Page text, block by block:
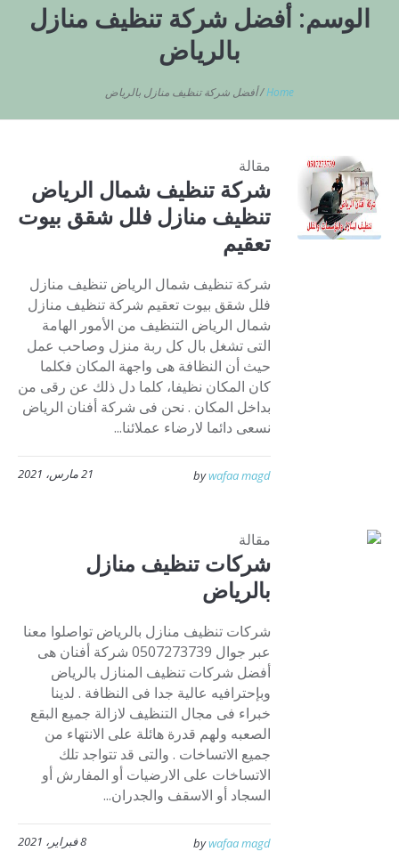
الوسم:أفضل شركة تنظيف منازل
بالرياض
Home
/أفضل شركة تنظيف منازل بالرياض
مقالة
شركة تنظيف شمال الرياض
تنظيف منازل فلل شقق بيوت
تعقيم
شركة تنظيف شمال الرياض تنظيف منازل
فلل شقق بيوت تعقيم شركة تنظيف منازل
شمال الرياض التنظيف من الأمور الهامة
التى تشغل بال كل ربة منزل وصاحب عمل
حيث أن النظافة هى واجهة المكان فكلما
كان المكان نظيفا، كلما دل ذلك عن رقى من
بداخل المكان . نحن فى شركة أفنان الرياض
نسعى دائما لارضاء عملائنا...
21 مارس، 2021 bywafaa magd
مقالة
شركات تنظيف منازل
بالرياض
شركات تنظيف منازل بالرياض تواصلوا معنا
عبر جوال 0507273739 شركة أفنان هى
أفضل شركات تنظيف المنازل بالرياض
وبإحترافيه عالية جدا فى النظافة . لدينا
خبراء فى مجال التنظيف لازالة جميع البقع
الصعبه ولهم قدرة هائلة على الانتهاء من
جميع الاتساخات . والتى قد تتواجد تلك
الاتساخات على الارضيات أو المفارش أو
السجاد أو الاسقف والجدران...
8 فبراير، 2021 bywafaa magd